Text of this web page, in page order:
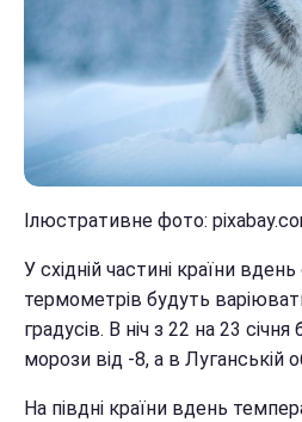
Ілюстративне фото:
У східній частині країни
термометрів будуть
градусів. В ніч з 22 на 23
морози від -8, а в Луганській
На півдні країни вдень